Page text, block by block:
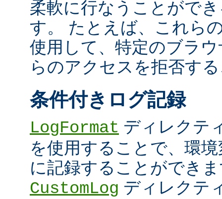
柔軟に行なうことがで
す。 たとえば、これら
使用して、特定のブラ
らのアクセスを拒否す
条件付きログ記録
LogFormat ディレクテ
を使用することで、環
に記録することができ
CustomLog ディレクテ